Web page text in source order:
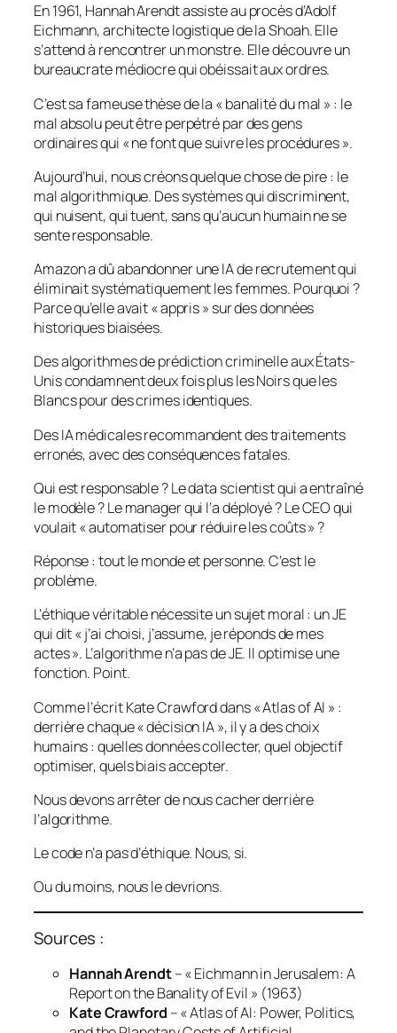
En 1961, Hannah Arendt assiste au procès d’Adolf
Eichmann, architecte logistique de la Shoah. Elle
s’attend à rencontrer un monstre. Elle découvre un
bureaucrate médiocre qui obéissait aux ordres.
C’est sa fameuse thèse de la « banalité du mal » : le
mal absolu peut être perpétré par des gens
ordinaires qui « ne font que suivre les procédures ».
Aujourd’hui, nous créons quelque chose de pire : le
mal algorithmique. Des systèmes qui discriminent,
qui nuisent, qui tuent, sans qu’aucun humain ne se
sente responsable.
Amazon a dû abandonner une IA de recrutement qui
éliminait systématiquement les femmes. Pourquoi ?
Parce qu’elle avait « appris » sur des données
historiques biaisées.
Des algorithmes de prédiction criminelle aux États-
Unis condamnent deux fois plus les Noirs que les
Blancs pour des crimes identiques.
Des IA médicales recommandent des traitements
erronés, avec des conséquences fatales.
Qui est responsable ? Le data scientist qui a entraîné
le modèle ? Le manager qui l’a déployé ? Le CEO qui
voulait « automatiser pour réduire les coûts » ?
Réponse : tout le monde et personne. C’est le
problème.
L’éthique véritable nécessite un sujet moral : un JE
qui dit « j’ai choisi, j’assume, je réponds de mes
actes ». L’algorithme n’a pas de JE. Il optimise une
fonction. Point.
Comme l’écrit Kate Crawford dans « Atlas of AI » :
derrière chaque « décision IA », il y a des choix
humains : quelles données collecter, quel objectif
optimiser, quels biais accepter.
Nous devons arrêter de nous cacher derrière
l’algorithme.
Le code n’a pas d’éthique. Nous, si.
Ou du moins, nous le devrions.
Sources :
Hannah Arendt– « Eichmann in Jerusalem: A
Report on the Banality of Evil » (1963)
Kate Crawford – « Atlas of AI: Power, Politics,